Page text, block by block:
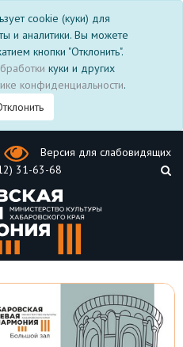
cookie (куки) для
и аналитики. Вы можете
кнопки "Отклонить".
куки и других
конфиденциальности.
Версия для слабовидящих
31-63-68